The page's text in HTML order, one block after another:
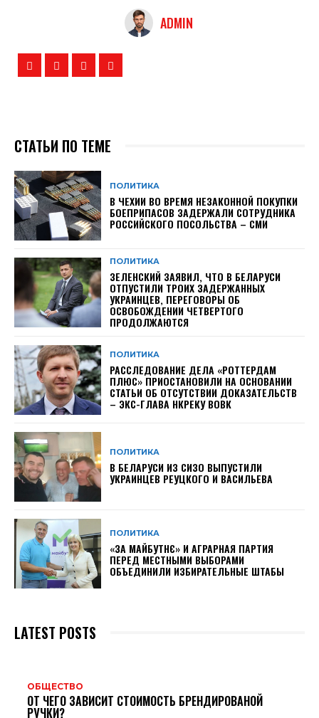
ADMIN
СТАТЬИ ПО ТЕМЕ
ПОЛИТИКА
В ЧЕХИИ ВО ВРЕМЯ НЕЗАКОННОЙ ПОКУПКИ
БОЕПРИПАСОВ ЗАДЕРЖАЛИ СОТРУДНИКА
РОССИЙСКОГО ПОСОЛЬСТВА – СМИ
ПОЛИТИКА
ЗЕЛЕНСКИЙ ЗАЯВИЛ, ЧТО В БЕЛАРУСИ
ОТПУСТИЛИ ТРОИХ ЗАДЕРЖАННЫХ
УКРАИНЦЕВ, ПЕРЕГОВОРЫ ОБ
ОСВОБОЖДЕНИИ ЧЕТВЕРТОГО
ПРОДОЛЖАЮТСЯ
ПОЛИТИКА
РАССЛЕДОВАНИЕ ДЕЛА «РОТТЕРДАМ
ПЛЮС» ПРИОСТАНОВИЛИ НА ОСНОВАНИИ
СТАТЬИ ОБ ОТСУТСТВИИ ДОКАЗАТЕЛЬСТВ
– ЭКС-ГЛАВА НКРЕКУ ВОВК
ПОЛИТИКА
В БЕЛАРУСИ ИЗ СИЗО ВЫПУСТИЛИ
УКРАИНЦЕВ РЕУЦКОГО И ВАСИЛЬЕВА
ПОЛИТИКА
«ЗА МАЙБУТНЄ» И АГРАРНАЯ ПАРТИЯ
ПЕРЕД МЕСТНЫМИ ВЫБОРАМИ
ОБЪЕДИНИЛИ ИЗБИРАТЕЛЬНЫЕ ШТАБЫ
LATEST POSTS
ОБЩЕСТВО
ОТ ЧЕГО ЗАВИСИТ СТОИМОСТЬ БРЕНДИРОВАНОЙ
РУЧКИ?